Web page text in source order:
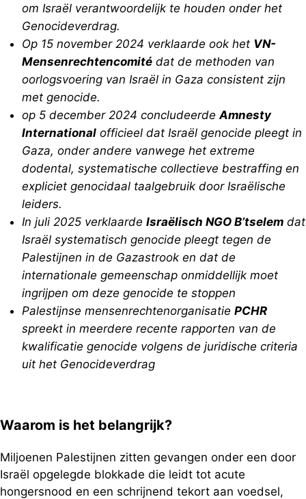
om Israël verantwoordelijk te houden onder het
Genocideverdrag.
Op 15 november 2024 verklaarde ook het VN-
Mensenrechtencomité dat de methoden van
oorlogsvoering van Israël in Gaza consistent zijn
met genocide.
op 5 december 2024 concludeerde Amnesty
International officieel dat Israël genocide pleegt in
Gaza, onder andere vanwege het extreme
dodental, systematische collectieve bestraffing en
expliciet genocidaal taalgebruik door Israëlische
leiders.
In juli 2025 verklaarde Israëlisch NGO B’tselem dat
Israël systematisch genocide pleegt tegen de
Palestijnen in de Gazastrook en dat de
internationale gemeenschap onmiddellijk moet
ingrijpen om deze genocide te stoppen
Palestijnse mensenrechtenorganisatie PCHR
spreekt in meerdere recente rapporten van de
kwalificatie genocide volgens de juridische criteria
uit het Genocideverdrag
Waarom is het belangrijk?
Miljoenen Palestijnen zitten gevangen onder een door
Israël opgelegde blokkade die leidt tot acute
hongersnood en een schrijnend tekort aan voedsel,